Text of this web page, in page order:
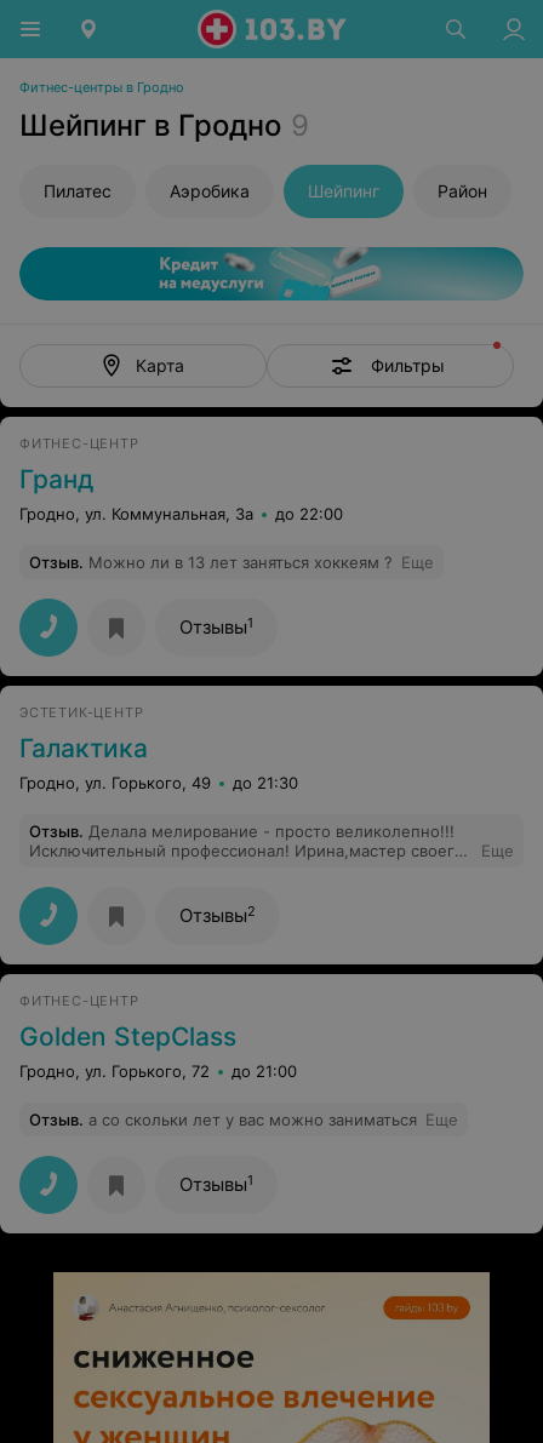
Фитнес-центры в Гродно
Шейпинг в Гродно 9
Пилатес Аэробика Шейпинг Район
Карта Фильтры
ФИТНЕС-ЦЕНТР
Гранд
Гродно, ул. Коммунальная, 3а до 22:00
Отзыв. Можно ли в 13 лет заняться хоккеям ? Еще
Отзывы1
ЭСТЕТИК-ЦЕНТР
Галактика
Гродно, ул. Горького, 49 до 21:30
Отзыв. Делала мелирование - просто великолепно!!!
Исключительный профессионал! Ирина,мастер своего
раз получала такое удовольствие от окрашивания...
Еще
Отзывы2
ФИТНЕС-ЦЕНТР
Golden StepClass
Гродно, ул. Горького, 72 до 21:00
Отзыв. а со скольки лет у вас можно заниматься Еще
Отзывы1